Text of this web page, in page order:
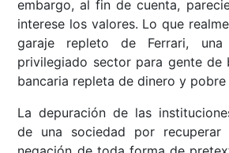
embargo, al fin de cuenta,
interese los valores. Lo que
garaje repleto de Ferrari,
privilegiado sector para gente de
bancaria repleta de dinero y
La depuración de las
de una sociedad por